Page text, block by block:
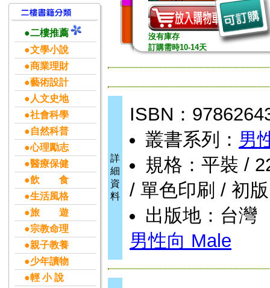
●二樓推薦
●文學小說
●商業理財
●藝術設計
●人文史地
●社會科學
●自然科普
●心理勵志
●醫療保健
●飲 食
●生活風格
●旅 遊
●宗教命理
●親子教養
●少年讀物
●輕 小 說
沒有庫存
訂購需時10-14天
詳
細
資
料
ISBN：
叢書系列： 男
規格：平裝 /
/ 單色印刷 / 初版
出版地：台灣
男性向 Male